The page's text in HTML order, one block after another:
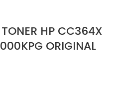
HP CC364X
ORIGINAL